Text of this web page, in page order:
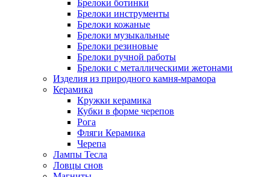
Брелоки ботинки
Брелоки инструменты
Брелоки кожаные
Брелоки музыкальные
Брелоки резиновые
Брелоки ручной работы
Брелоки с металлическими жетонами
Изделия из природного камня-мрамора
Керамика
Кружки керамика
Кубки в форме черепов
Рога
Фляги Керамика
Черепа
Лампы Тесла
Ловцы снов